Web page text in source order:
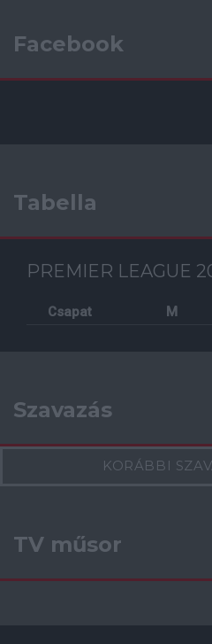
Facebook
Tabella
PREMIER LEAGUE
Csapat M
Szavazás
KORÁBBI
TV műsor